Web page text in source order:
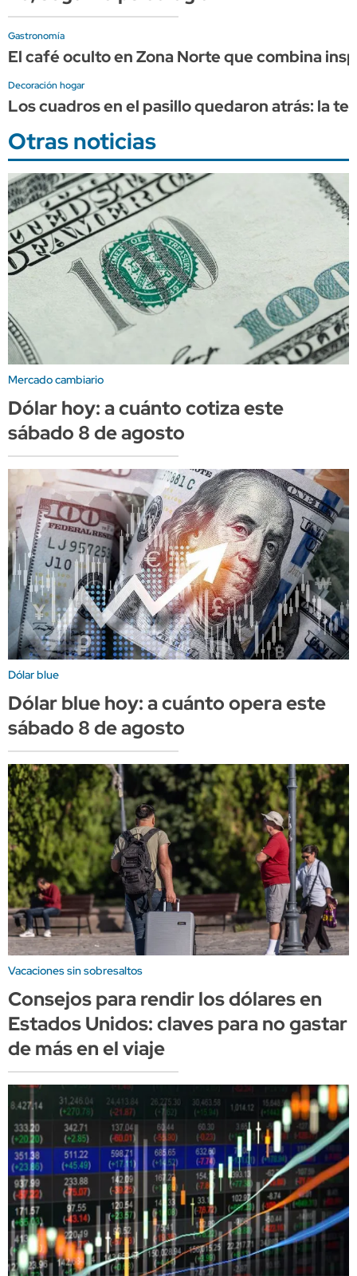
Gastronomía
El café oculto en Zona Norte que combina
Decoración hogar
Los cuadros en el pasillo quedaron atrás: la
Otras noticias
Mercado cambiario
Dólar hoy: a cuánto cotiza este
sábado 8 de agosto
Dólar blue
Dólar blue hoy: a cuánto opera este
sábado 8 de agosto
Vacaciones sin sobresaltos
Consejos para rendir los dólares en
Estados Unidos: claves para no gastar
de más en el viaje